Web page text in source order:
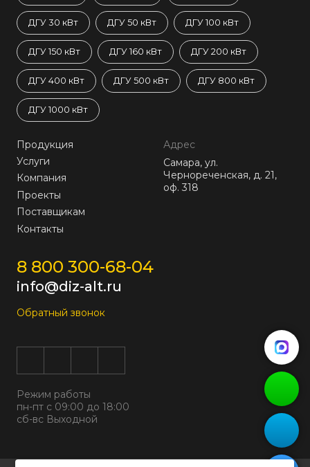
ДГУ 30 кВт ДГУ 50 кВт ДГУ 100 кВт
ДГУ 150 кВт ДГУ 160 кВт ДГУ 200 кВт
ДГУ 400 кВт ДГУ 500 кВт ДГУ 800 кВт
ДГУ 1000 кВт
Продукция
Услуги
Компания
Проекты
Поставщикам
Контакты
Адрес
Самара, ул.
Чернореченская, д. 21,
оф. 318
8 800 300-68-04
info@diz-alt.ru
Обратный звонок
Режим работы
пн-пт с 09:00 до 18:00
сб-вс Выходной